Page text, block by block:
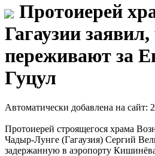
Протоиерей
Гагаузии
переживают за
Гуцул
Автоматически добавлена на сайт:
Протоиерей строящегося храма
Чадыр-Лунге (Гагаузия) Сергий
задержанную в аэропорту